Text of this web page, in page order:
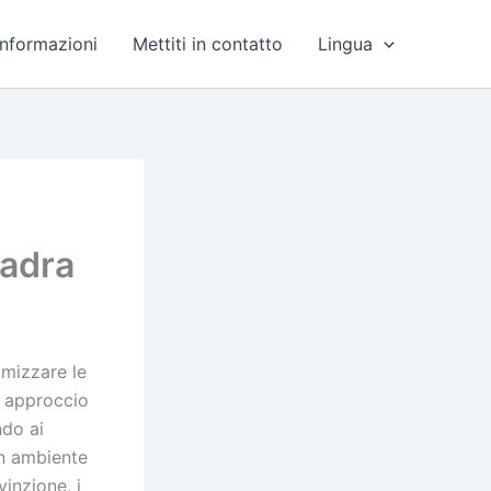
Mettiti in contatto Lingua
le
approccio
ai
ambiente
i